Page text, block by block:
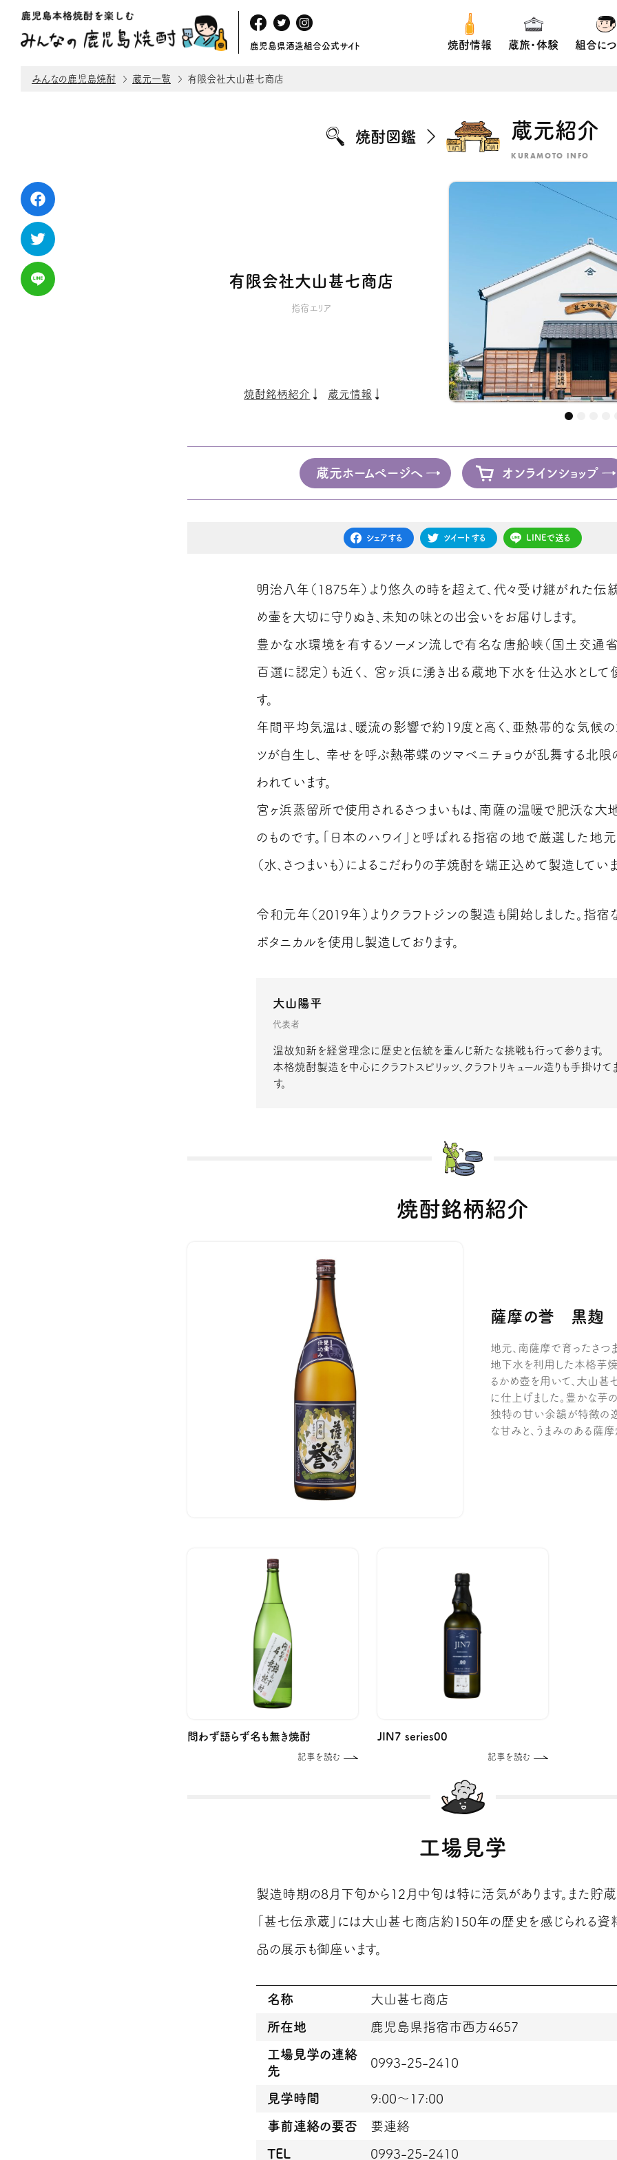
鹿児島県酒造組合公式サイト 焼酎情報 蔵旅・体験 組合に
みんなの鹿児島焼酎 蔵元一覧 有限会社大山甚七商店
焼酎図鑑 蔵元紹介
KURAMOTO INFO
有限会社大山甚七商店
指宿エリア
焼酎銘柄紹介 蔵元情報
蔵元ホームページへ オンラインショップ
シェアする ツイートする LINEで送る
明治八年（1875年）より悠久の時を超えて、代々受け継がれた伝
め壷を大切に守りぬき、未知の味との出会いをお届けします。
豊かな水環境を有するソーメン流しで有名な唐船峡（国土交通
百選に認定）も近く、 宮ヶ浜に湧き出る蔵地下水を仕込水として
す。
年間平均気温は、暖流の影響で約19度と高く、亜熱帯的な気候の
ツが自生し、 幸せを呼ぶ熱帯蝶のツマベニチョウが乱舞する北限
われています。
宮ヶ浜蒸留所で使用されるさつまいもは、南薩の温暖で肥沃な大
のものです。「日本のハワイ」と呼ばれる指宿の地で厳選した地
（水、さつまいも）によるこだわりの芋焼酎を端正込めて製造していま
令和元年（2019年）よりクラフトジンの製造も開始しました。指宿
ボタニカルを使用し製造しております。
大山陽平
代表者
温故知新を経営理念に歴史と伝統を重んじ新たな挑戦も行って参ります。
本格焼酎製造を中心にクラフトスピリッツ、クラフトリキュール造りも手掛けて
す。
焼酎銘柄紹介
薩摩の誉 黒麹
地元、南薩摩で育ったさつ
地下水を利用した本格芋
るかめ壺を用いて、大山
に仕上げました。豊かな芋
独特の甘い余韻が特徴の
な甘みと、うまみのある薩
問わず語らず名も無き焼酎
記事を読む
JIN7 series00
記事を読む
工場見学
製造時期の8月下旬から12月中旬は特に活気があります。また貯
「甚七伝承蔵」には大山甚七商店約150年の歴史を感じられる資
品の展示も御座います。
名称 大山甚七商店
所在地 鹿児島県指宿市西方4657
工場見学の連絡
先
0993-25-2410
見学時間 9:00～17:00
事前連絡の要否 要連絡
TEL 0993-25-2410